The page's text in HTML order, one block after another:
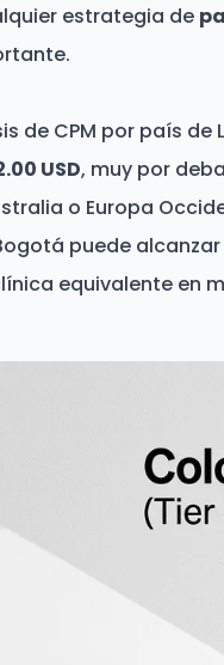
estrategia de
de CPM por país de
USD, muy por
o Europa
puede
equivalente en